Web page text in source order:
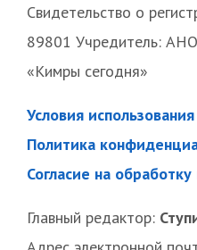
Свидетельство о
89801 Учредитель:
«Кимры сегодня»
Условия
Политика
Согласие на
Главный редактор: